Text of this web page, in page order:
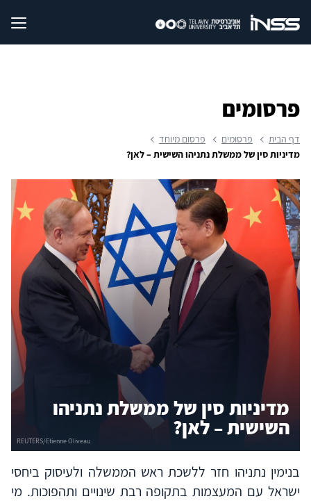
פרסומים
דף הבית פרסומים
פרסום מיוחד
מדיניות סין של ממשלת נתניהו השישית – לאן?
מדיניות סין של ממשלת נתניהו
השישית – לאן?
בנימין נתניהו חזר ללשכת ראש הממשלה ולעיסוק ביחסי
ישראל עם המעצמות בתקופה רבת שינויים ותהפוכות. מי